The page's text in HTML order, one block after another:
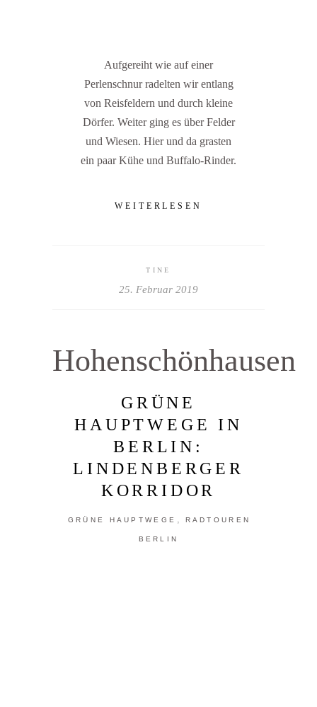
Aufgereiht wie auf einer
Perlenschnur radelten wir entlang
von Reisfeldern und durch kleine
Dörfer. Weiter ging es über Felder
und Wiesen. Hier und da grasten
ein paar Kühe und Buffalo-Rinder.
WEITERLESEN
TINE
25. Februar 2019
Hohenschönhausen
GRÜNE
HAUPTWEGE IN
BERLIN:
LINDENBERGER
KORRIDOR
GRÜNE HAUPTWEGE RADTOUREN
BERLIN